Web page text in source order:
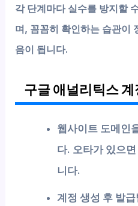
각 단계마다 실수를 방지할
며, 꼼꼼히 확인하는 습관이
음이 됩니다.
구글 애널리틱스 계
웹사이트 도메인
다. 오타가 있으
니다.
계정 생성 후 발